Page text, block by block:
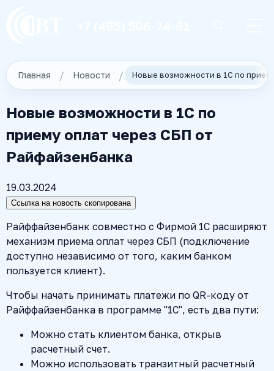
Главная Новости
Новые возможности в 1С по
приему оплат через СБП от
Райфайзенбанка
19.03.2024
Ссылка на новость скопирована
Райффайзенбанк совместно с Фирмой 1С расширяют
механизм приема оплат через СБП (подключение
доступно независимо от того, каким банком
пользуется клиент).
Чтобы начать принимать платежи по QR-коду от
Райффайзенбанка в программе "1С", есть два пути:
Можно стать клиентом банка, открыв
расчетный счет.
Можно использовать транзитный расчетный